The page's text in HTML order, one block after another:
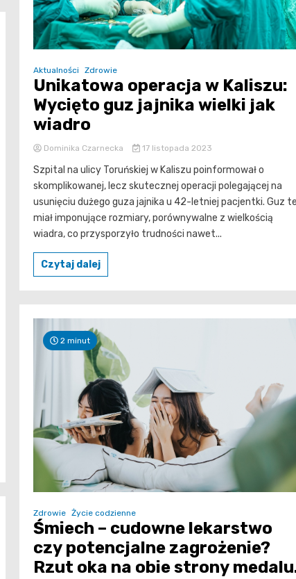
Aktualności Zdrowie
Unikatowa operacja w Kaliszu:
Wycięto guz jajnika wielki jak
wiadro
Dominika Czarnecka 17 listopada 2023
Szpital na ulicy Toruńskiej w Kaliszu poinformował o
skomplikowanej, lecz skutecznej operacji polegającej na
usunięciu dużego guza jajnika u 42-letniej pacjentki. Guz
miał imponujące rozmiary, porównywalne z wielkością
wiadra, co przysporzyło trudności nawet...
Czytaj dalej
2 minut
Zdrowie Życie codzienne
Śmiech – cudowne lekarstwo
czy potencjalne zagrożenie?
Rzut oka na obie strony